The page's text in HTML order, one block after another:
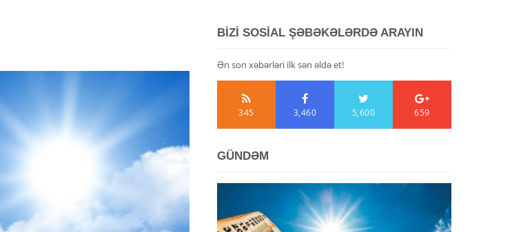
BİZİ SOSİAL ŞƏBƏKƏLƏRDƏ ARAYIN
Ən son xəbərləri ilk sən əldə et!
345 3,460 5,600 659
GÜNDƏM